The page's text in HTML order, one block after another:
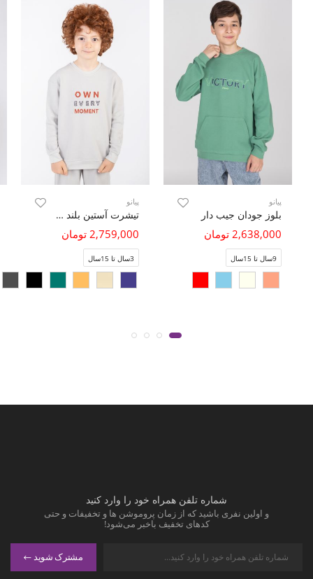
پیانو
بلوز جودان جیب دار
2,638,000 تومان
9سال تا 15سال
پیانو
تیشرت آستین بلند جودان (ست با کد 11436)
2,759,000 تومان
3سال تا 15سال
شماره تلفن همراه خود را وارد کنید
و اولین نفری باشید که از زمان پروموشن ها و تخفیفات و حتی
کدهای تخفیف باخبر می‌شود!
مشترک شوید